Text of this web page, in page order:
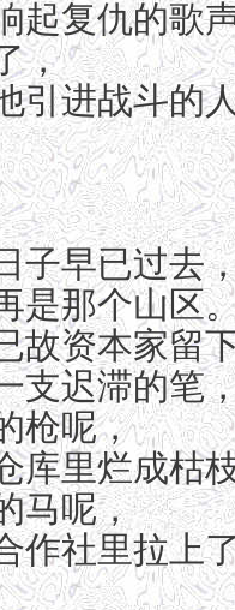
起复仇的歌
，
引进战斗的
子早已过去
是那个山区
故资本家留
支迟滞的笔
枪呢，
库里烂成枯
马呢，
作社里拉上